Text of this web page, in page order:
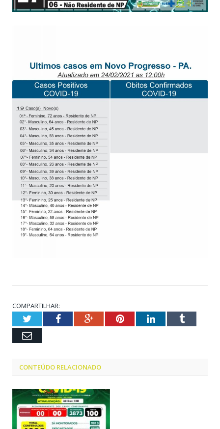
COMPARTILHAR:
TwitterFacebookGoogle+PinterestLinkedInTumblr
Email
CONTEÚDO RELACIONADO